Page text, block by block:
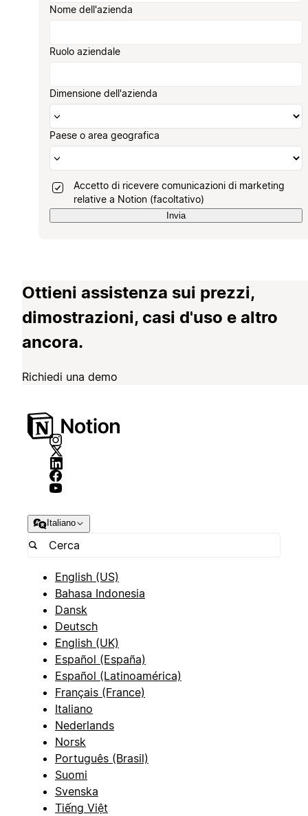
Nome dell'azienda
Ruolo aziendale
Dimensione dell'azienda
Paese o area geografica
Accetto di ricevere comunicazioni di marketing
relative a Notion (facoltativo)
Invia
Ottieni assistenza sui prezzi,
dimostrazioni, casi d'uso e altro
ancora.
Richiedi una demo
Italiano
English (US)
Bahasa Indonesia
Dansk
Deutsch
English (UK)
Español (España)
Español (Latinoamérica)
Français (France)
Italiano
Nederlands
Norsk
Português (Brasil)
Suomi
Svenska
Tiếng Việt